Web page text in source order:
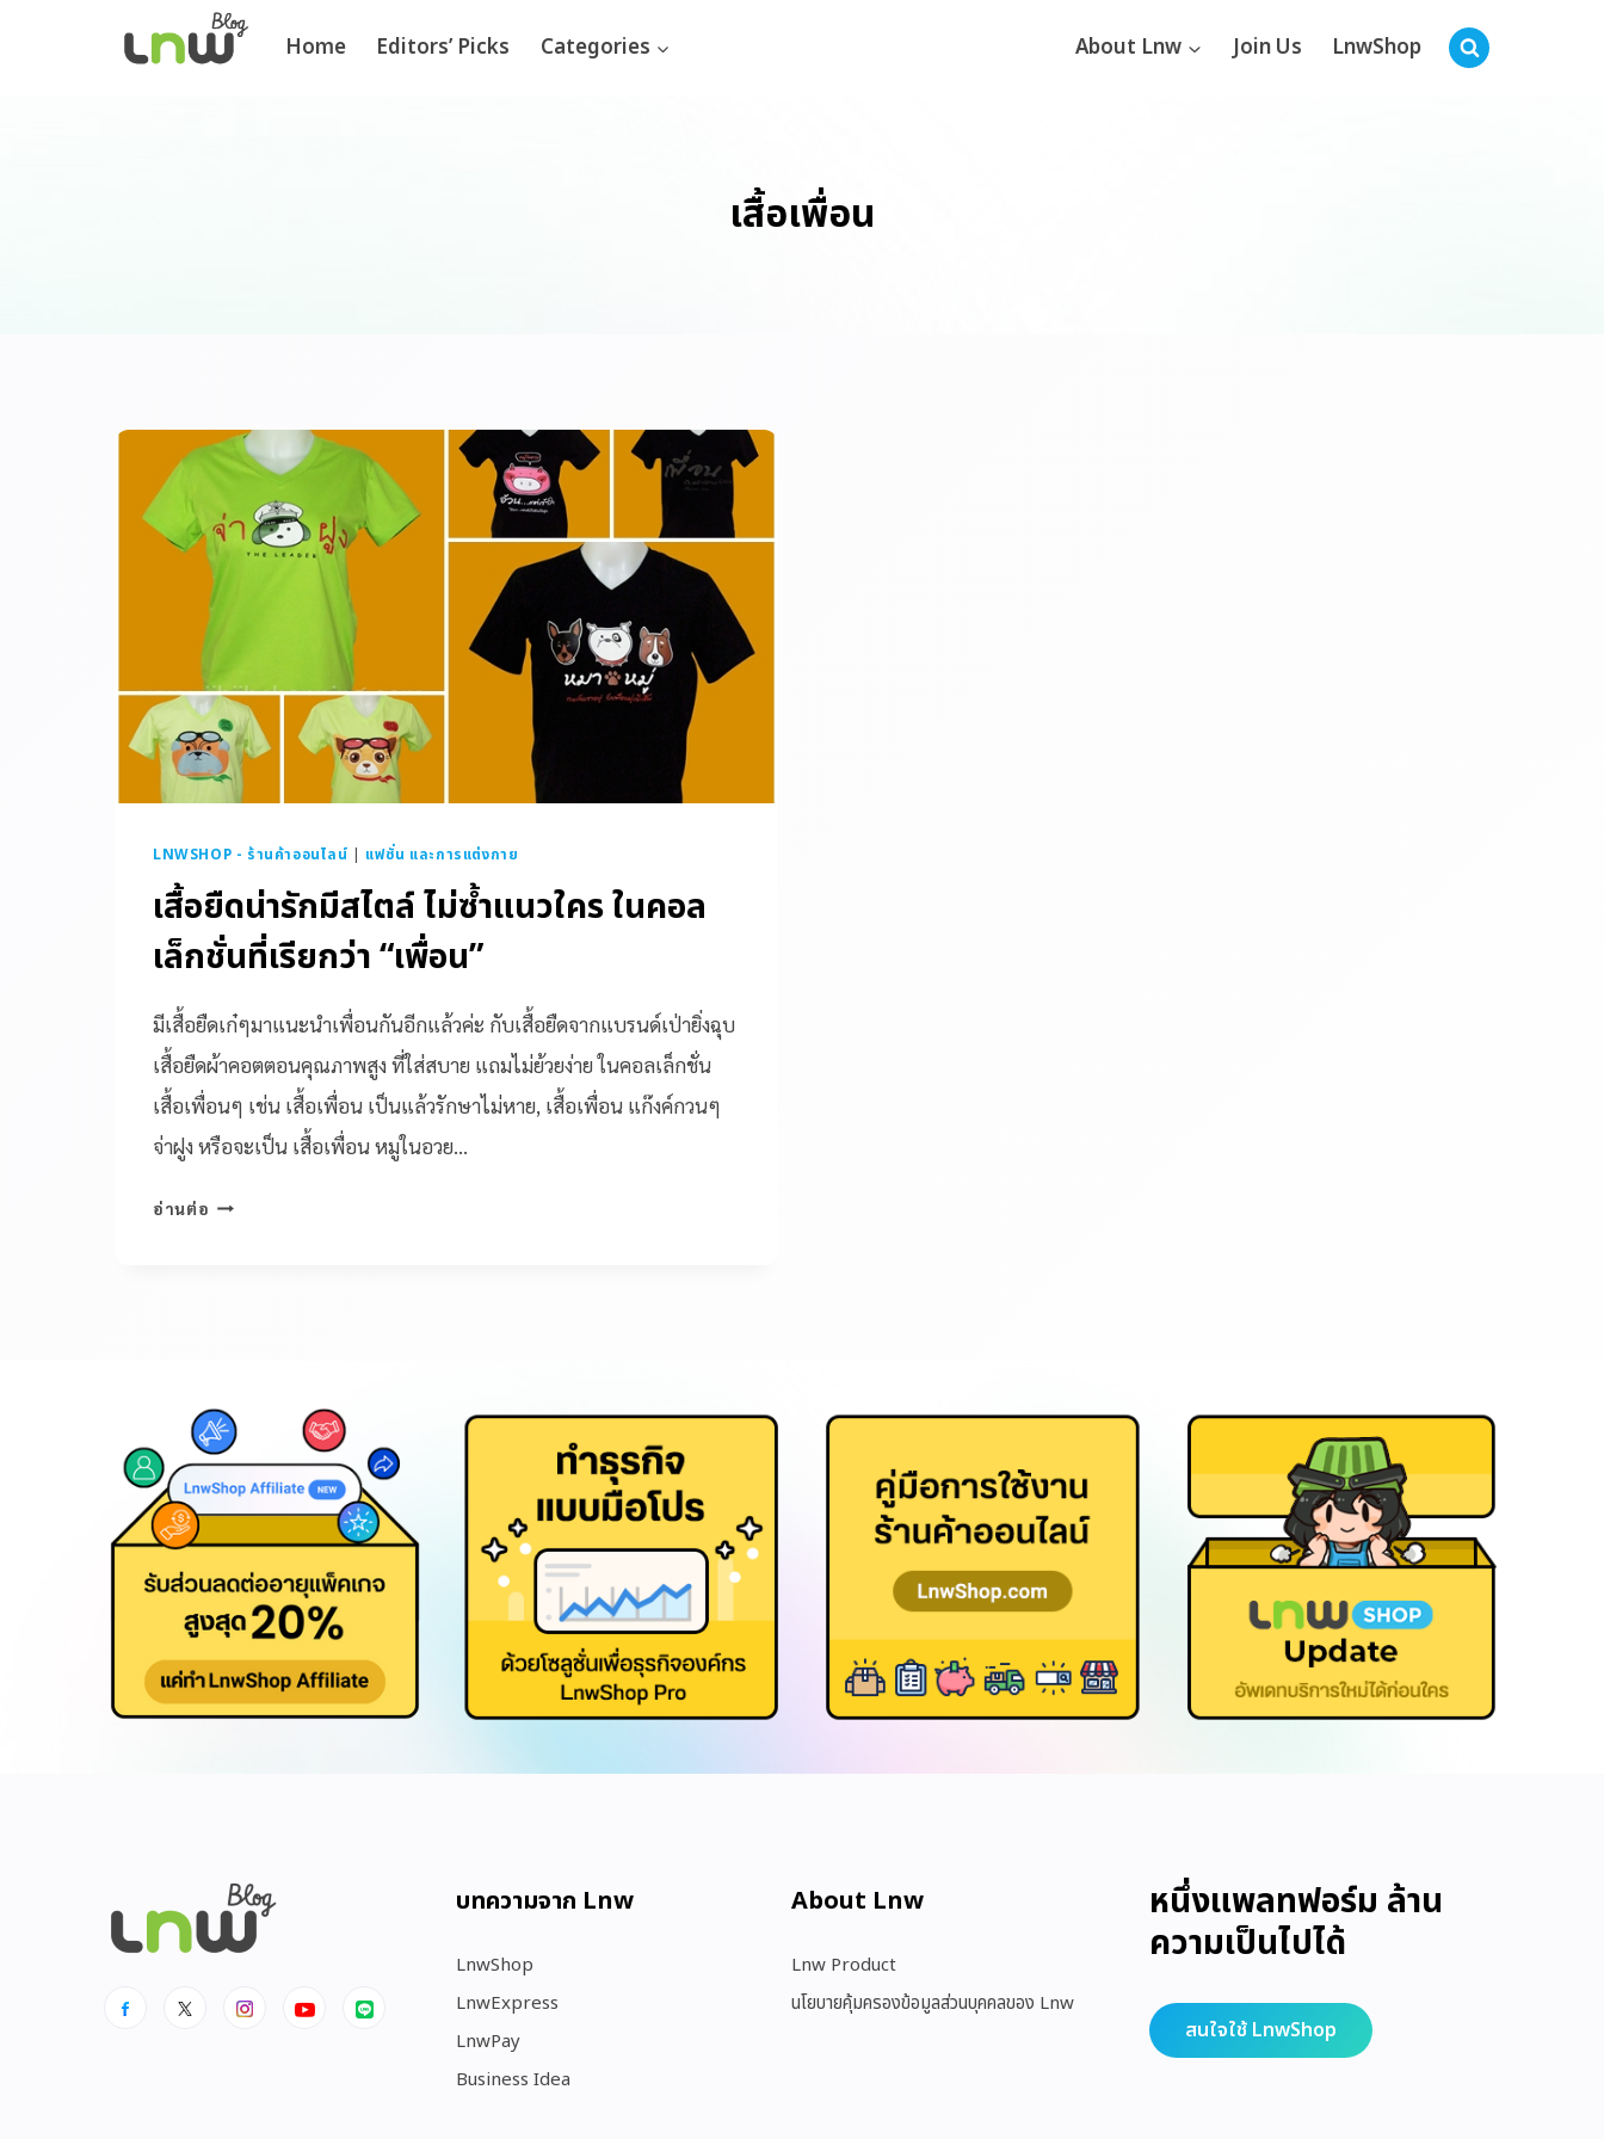
Home Editors’ Picks Categories About Lnw Join Us LnwShop
เสื้อเพื่อน
LNWSHOP - ร้านค้าออนไลน์ | แฟชั่น และการแต่งกาย
เสื้อยืดน่ารักมีสไตล์ ไม่ซ้ำแนวใคร ในคอล
เล็กชั่นที่เรียกว่า “เพื่อน”
มีเสื้อยืดเก๋ๆมาแนะนำเพื่อนกันอีกแล้วค่ะ กับเสื้อยืดจากแบรนด์เป่ายิ่งฉุบ
เสื้อยืดผ้าคอตตอนคุณภาพสูง ที่ใส่สบาย แถมไม่ย้วยง่าย ในคอลเล็กชั่น
เสื้อเพื่อนๆ เช่น เสื้อเพื่อน เป็นแล้วรักษาไม่หาย, เสื้อเพื่อน แก๊งค์กวนๆ
จ่าฝูง หรือจะเป็น เสื้อเพื่อน หมูในอวย…
อ่านต่อ
บทความจาก Lnw
LnwShop
LnwExpress
LnwPay
Business Idea
About Lnw​
Lnw Product
นโยบายคุ้มครองข้อมูลส่วนบุคคลของ Lnw
หนึ่งแพลทฟอร์ม ล้าน
ความเป็นไปได้
สนใจใช้ LnwShop